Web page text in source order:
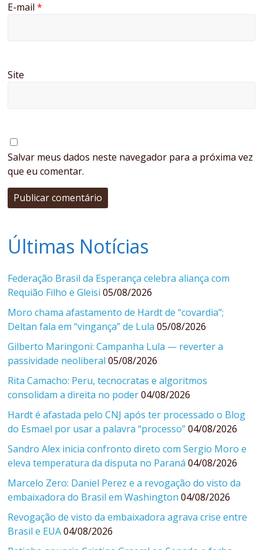
E-mail*
Site
Salvar meus dados neste navegador para a próxima vez
que eu comentar.
Últimas Notícias
Federação Brasil da Esperança celebra aliança com
Requião Filho e Gleisi 05/08/2026
Moro chama afastamento de Hardt de “covardia”;
Deltan fala em “vingança” de Lula 05/08/2026
Gilberto Maringoni: Campanha Lula — reverter a
passividade neoliberal 05/08/2026
Rita Camacho: Peru, tecnocratas e algoritmos
consolidam a direita no poder 04/08/2026
Hardt é afastada pelo CNJ após ter processado o Blog
do Esmael por usar a palavra “processo” 04/08/2026
Sandro Alex inicia confronto direto com Sergio Moro e
eleva temperatura da disputa no Paraná 04/08/2026
Marcelo Zero: Daniel Perez e a revogação do visto da
embaixadora do Brasil em Washington 04/08/2026
Revogação de visto da embaixadora agrava crise entre
Brasil e EUA 04/08/2026